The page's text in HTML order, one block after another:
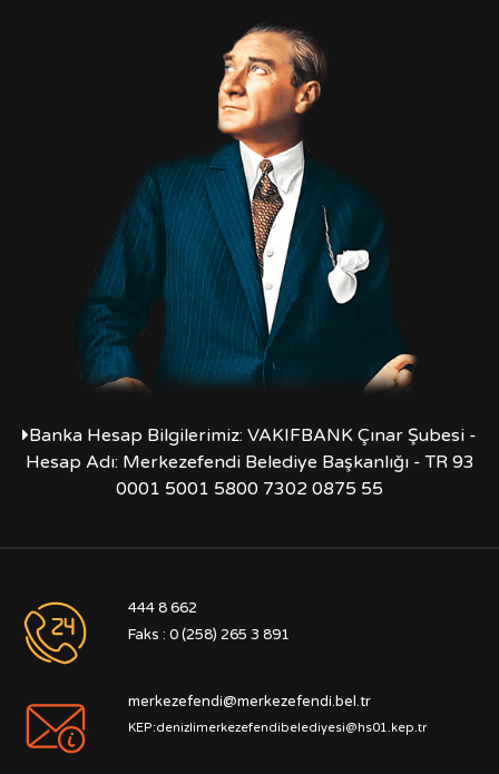
Banka Hesap Bilgilerimiz: VAKIFBANK Çınar Şubesi -
Hesap Adı: Merkezefendi Belediye Başkanlığı - TR 93
0001 5001 5800 7302 0875 55
444 8 662
Faks : 0 (258) 265 3 891
merkezefendi@merkezefendi.bel.tr
KEP:denizlimerkezefendibelediyesi@hs01.kep.tr